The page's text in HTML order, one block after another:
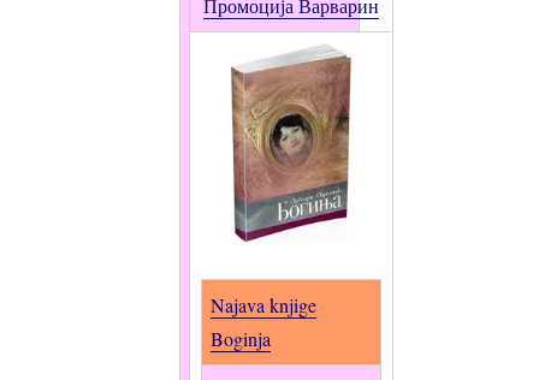
ПромоцијаВарварин
Najava knjige
Boginja